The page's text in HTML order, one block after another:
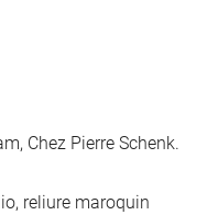
Chez Pierre Schenk.
reliure maroquin